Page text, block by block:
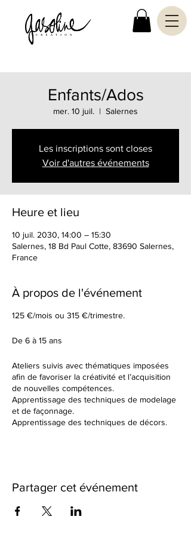
Enfants/Ados
mer. 10 juil.
  |
Salernes
Les inscriptions sont closes
Voir d'autres événements
Heure et lieu
10 juil. 2030, 14:00 – 15:30
Salernes, 18 Bd Paul Cotte, 83690 Salernes,
France
À propos de l'événement
125 €/mois ou 315 €/trimestre.
De 6 à 15 ans
Ateliers suivis avec thématiques imposées
afin de favoriser la créativité et l’acquisition
de nouvelles compétences.
Apprentissage des techniques de modelage
et de façonnage.
Apprentissage des techniques de décors.
différente à chaque fois. Nous observerons
cuissons et des différents travails de
Partager cet événement